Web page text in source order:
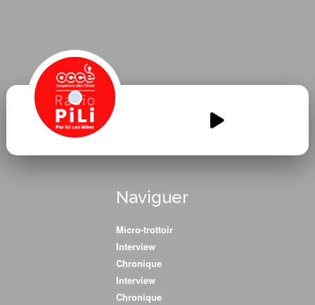
DE-VOYAGES-EN-
AVENTURES.mp3
Naviguer
Micro-trottoir
Interview
Chronique
Interview
Chronique